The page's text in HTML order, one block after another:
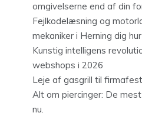
omgivelserne end af din
Fejlkodelæsning og
mekaniker i Herning dig
Kunstig intelligens
webshops i 2026
Leje af gasgrill til
Alt om piercinger: De
nu.